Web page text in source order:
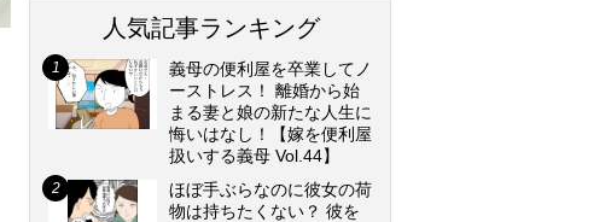
人気記事ランキング
義母の便利屋を卒業してノ
ーストレス！ 離婚から始
まる妻と娘の新たな人生に
悔いはなし！【嫁を便利屋
扱いする義母 Vol.44】
ほぼ手ぶらなのに彼女の荷
物は持ちたくない？ 彼を